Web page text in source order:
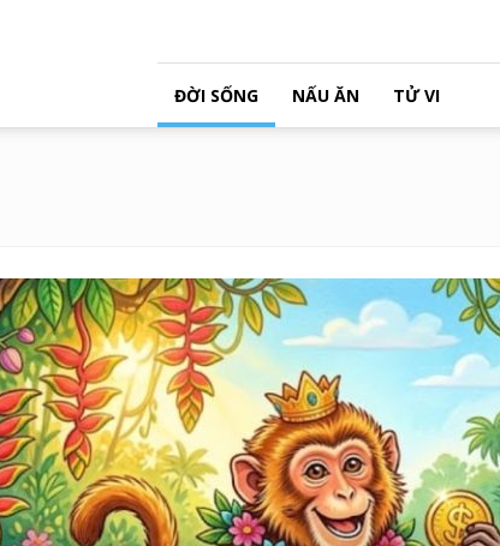
ĐỜI SỐNG NẤU ĂN TỬ VI